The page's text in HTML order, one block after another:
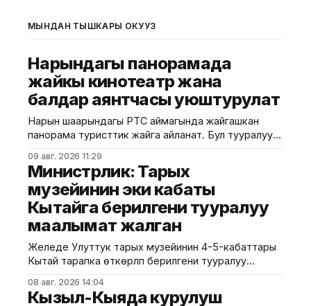
МЫНДАН ТЫШКАРЫ ОКУҢУЗ
Нарындагы панорамада
жайкы кинотеатр жана
балдар аянтчасы уюштурулат
Нарын шаарындагы РТС аймагында жайгашкан
панорама туристтик жайга айланат. Бул тууралуу
ылайык, Нарындын мэри Жылдызбек Беккелдиев
"Сапат курулуш" ЖЧКсынын жетекчиси Валихан
Жолбулаков менен жолугушуп, алдыдагы иштерди
талкуулады. Долбоор сынак шартында жеке
ишкерге пайдаланууга берилип, аймакта жайкы
кинотеатр, сүрөт бурчу, балдар үчүн оюн аянтчасы
жана
09 авг. 2026 11:29
Министрлик: Тарых
музейинин эки кабаты
Кытайга берилгени тууралуу
маалымат жалган
Желеде Улуттук тарых музейинин 4-5-кабаттары
Кытай тарапка өткөрүлүп берилгени тууралуу
Маданият, маалымат жана жаштар саясаты
министрлиги билдирди. Министрликтин
08 авг. 2026 14:04
Кызыл-Кыяда курулуш